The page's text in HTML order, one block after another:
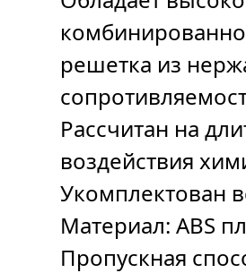
решетка из
Рассчитан на
воздействия
Укомплектован
Материал: ABS
Пропускная